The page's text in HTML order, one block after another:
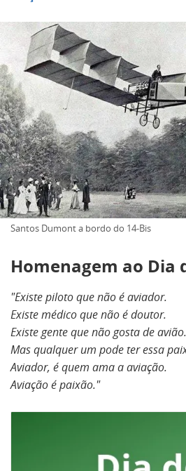
Santos Dumont a bordo do 14-Bis
Homenagem ao Dia
"Existe piloto que não é aviador.
Existe médico que não é doutor.
Existe gente que não gosta de avião.
Mas qualquer um pode ter essa
Aviador, é quem ama a aviação.
Aviação é paixão."